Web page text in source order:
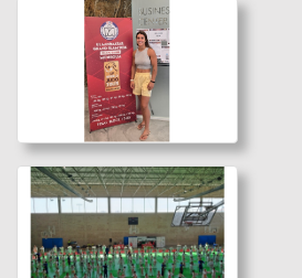
Juegos Infantiles de
Judo 30-05-26
Ir a la galería
Taller Defensa Personal
- Discapacidad
Intelectual_Mayo 2026